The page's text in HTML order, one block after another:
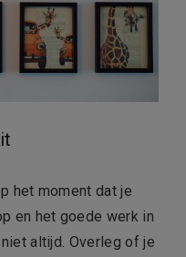
het moment dat je
en het goede werk in
altijd. Overleg of je